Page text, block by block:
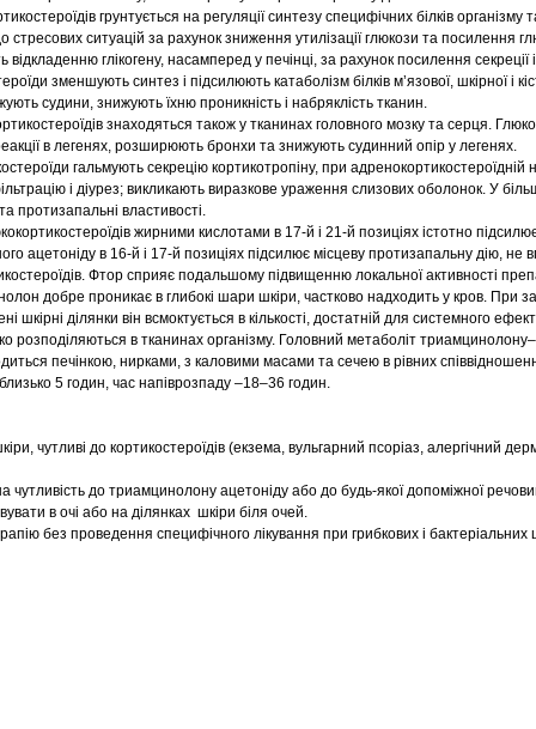
грунтується на регуляції синтезу специфічних білків організму
стресових ситуацій за рахунок зниження утилізації глюкози та посилення
відкладенню глікогену, насамперед у печінці, за рахунок посилення секреції
зменшують синтез і підсилюють катаболізм білків м’язової, шкірної і
судини, знижують їхню проникність і набряклість тканин.
знаходяться також у тканинах головного мозку та серця.
в легенях, розширюють бронхи та знижують судинний опір у легенях.
гальмують секрецію кортикотропіну, при адренокортикостероїдній
і діурез; викликають виразкове ураження слизових оболонок. У
протизапальні властивості.
жирними кислотами в 17-й і 21-й позиціях істотно
ацетоніду в 16-й і 17-й позиціях підсилює місцеву протизапальну дію, не
Фтор сприяє подальшому підвищенню локальної активності
добре проникає в глибокі шари шкіри, частково надходить у кров. При
шкірні ділянки він всмоктується в кількості, достатній для системного
розподіляються в тканинах організму. Головний метаболіт
печінкою, нирками, з каловими масами та сечею в рівних
5 годин, час напіврозпаду –18–36 годин.
чутливі до кортикостероїдів (екзема, вульгарний псоріаз, алергічний
чутливість до триамцинолону ацетоніду або до будь-якої допоміжної
в очі або на ділянках шкіри біля очей.
без проведення специфічного лікування при грибкових і бактеріальних